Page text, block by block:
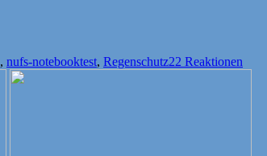
, nufs-notebooktest, Regenschutz22 Reaktionen